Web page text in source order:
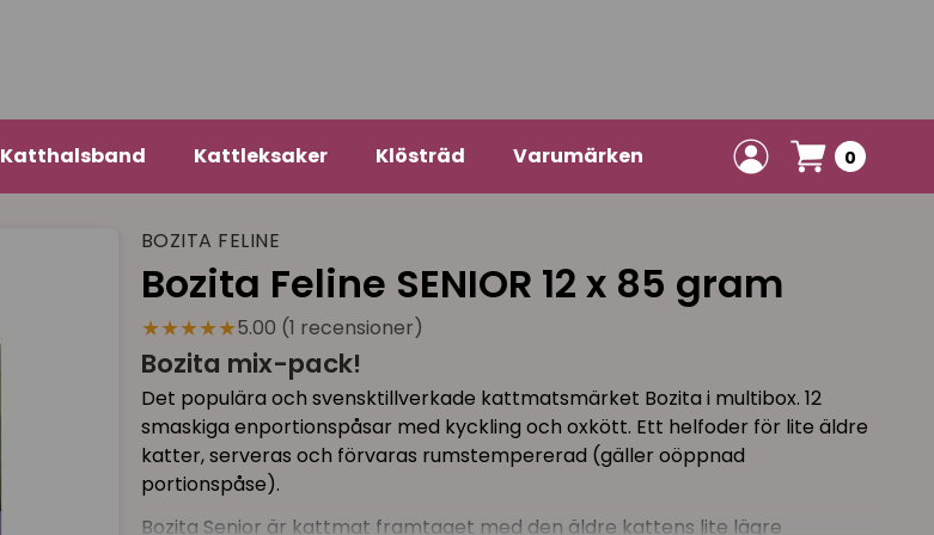
Katthalsband Kattleksaker Klösträd Varumärken 0
BOZITA FELINE
Bozita Feline SENIOR 12 x 85 gram
★★★★★5.00 (1 recensioner)
Bozita mix-pack!
Det populära och svensktillverkade kattmatsmärket Bozita i multibox. 12
smaskiga enportionspåsar med kyckling och oxkött. Ett helfoder för lite äldre
katter, serveras och förvaras rumstempererad (gäller oöppnad
portionspåse).
Bozita Senior är kattmat framtaget med den äldre kattens lite lägre